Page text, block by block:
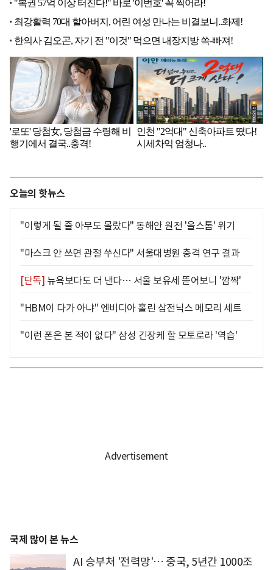
오늘의 핫뉴스
"이렇게 될 줄 아무도 몰랐다" 동해안 원전 '올스톱' 위기
"마스크 안 쓰면 관절 쑤신다" 서울대병원 충격 연구 결과
[단독] 뉴욕보다도 더 낸다… 서울 보유세 뜯어보니 '깜짝'
"HBM이 다가 아냐" 엔비디아 홀린 삼전닉스 메모리 세트
"이런 폰은 본 적이 없다" 삼성 긴장케 할 모토로라 '역습'
국제 많이 본 뉴스
AI 승부처 '전력망'… 중국, 5년간 1000조